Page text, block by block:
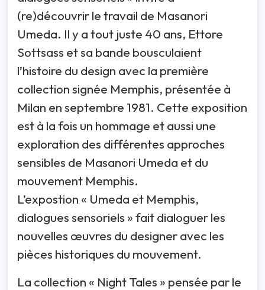
(re)découvrir le travail de Masanori
Umeda. Il y a tout juste 40 ans, Ettore
Sottsass et sa bande bousculaient
l’histoire du design avec la première
collection signée Memphis, présentée à
Milan en septembre 1981. Cette exposition
est à la fois un hommage et aussi une
exploration des différentes approches
sensibles de Masanori Umeda et du
mouvement Memphis.
L’expostion « Umeda et Memphis,
dialogues sensoriels » fait dialoguer les
nouvelles œuvres du designer avec les
pièces historiques du mouvement.
La collection « Night Tales » pensée par le